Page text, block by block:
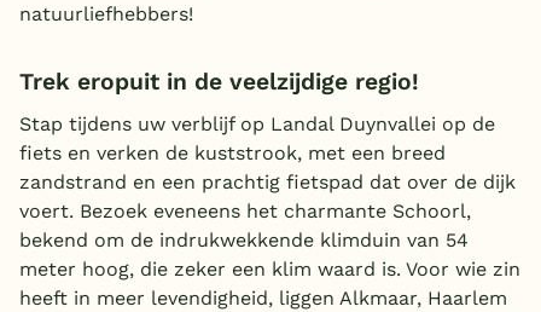
natuurliefhebbers!
Trek eropuit in de veelzijdige regio!
Stap tijdens uw verblijf op Landal Duynvallei op de
fiets en verken de kuststrook, met een breed
zandstrand en een prachtig fietspad dat over de dijk
voert. Bezoek eveneens het charmante Schoorl,
bekend om de indrukwekkende klimduin van 54
meter hoog, die zeker een klim waard is. Voor wie zin
heeft in meer levendigheid, liggen Alkmaar, Haarlem